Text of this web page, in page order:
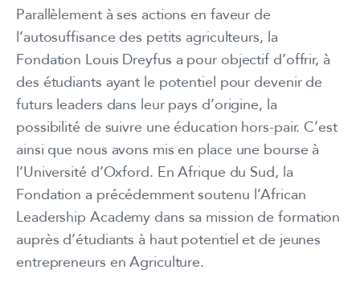
Parallèlement à ses actions en faveur de
l’autosuffisance des petits agriculteurs, la
Fondation Louis Dreyfus a pour objectif d’offrir, à
des étudiants ayant le potentiel pour devenir de
futurs leaders dans leur pays d’origine, la
possibilité de suivre une éducation hors-pair. C’est
ainsi que nous avons mis en place une bourse à
l‘Université d’Oxford. En Afrique du Sud, la
Fondation a précédemment soutenu l’African
Leadership Academy dans sa mission de formation
auprès d’étudiants à haut potentiel et de jeunes
entrepreneurs en Agriculture.